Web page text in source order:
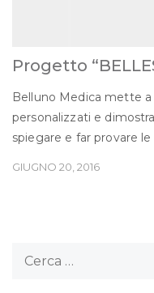
Progetto
Belluno Medica mette
personalizzati e
spiegare e far provare le
GIUGNO 20, 2016